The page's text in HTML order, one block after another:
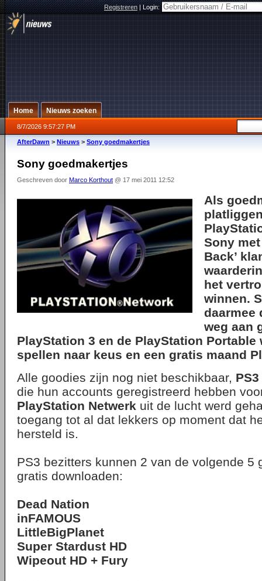
Registreren|Login:
Home Nieuws zoeken
8/7/2026 9:57:27 PM
AfterDawn > Nieuws > Sony goedmakertjes
Sony goedmakertjes
Geschreven door Marco Korthout @ 17 mei 2011 12:52
Als
Sony
Back’
het
winnen.
daarmee
weg aan
PlayStation 3 en de PlayStation Portable
spellen naar keus en een gratis maand
Alle goodies zijn nog niet beschikbaar, PS3
die hun accounts geregistreerd hebben
PlayStation Netwerk uit de lucht werd
toegang tot al dat lekkers op moment dat
hersteld is.
PS3 bezitters kunnen 2 van de volgende 5
gratis downloaden:
Dead Nation
inFAMOUS
LittleBigPlanet
Super Stardust HD
Wipeout HD + Fury